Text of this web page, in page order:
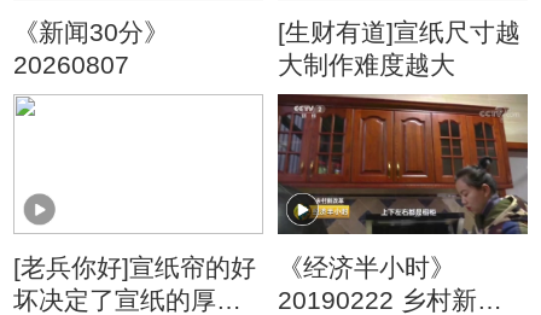
《新闻30分》
20260807
[生财有道]宣纸尺寸越
大制作难度越大
[老兵你好]宣纸帘的好
坏决定了宣纸的厚度
《经济半小时》
20190222 乡村新改